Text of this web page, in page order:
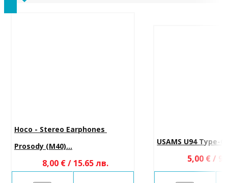
Hoco - Stereo Earphones
Prosody (M40)...
8,00 € / 15.65 лв.
USAMS U94 Type-
5,00 € /